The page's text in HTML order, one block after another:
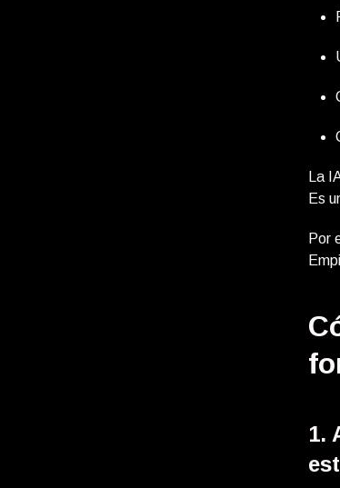
La
Es
Por
1.